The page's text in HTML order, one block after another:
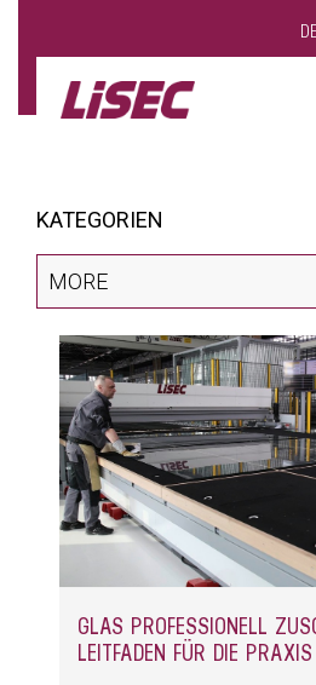
DE
KATEGORIEN
MORE
GLAS PROFESSIONELL
LEITFADEN FÜR DIE PRAXIS